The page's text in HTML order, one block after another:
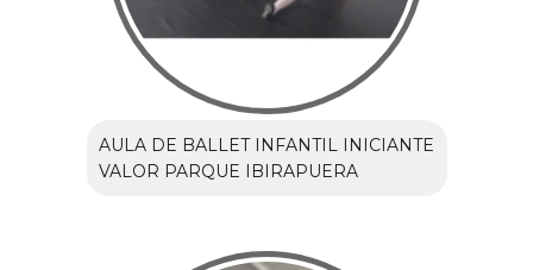
AULA DE BALLET INFANTIL INICIANTE
VALOR PARQUE IBIRAPUERA